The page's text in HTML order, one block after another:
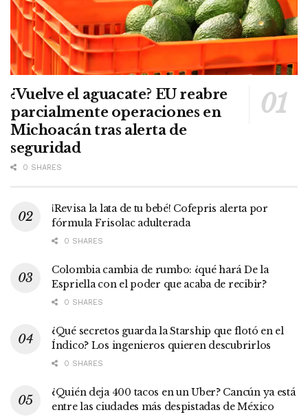
¿Vuelve el aguacate? EU reabre
parcialmente operaciones en
Michoacán tras alerta de
seguridad
0 SHARES
¡Revisa la lata de tu bebé! Cofepris alerta por
fórmula Frisolac adulterada
0 SHARES
Colombia cambia de rumbo: ¿qué hará De la
Espriella con el poder que acaba de recibir?
0 SHARES
¿Qué secretos guarda la Starship que flotó en el
Índico? Los ingenieros quieren descubrirlos
0 SHARES
¿Quién deja 400 tacos en un Uber? Cancún ya está
entre las ciudades más despistadas de México